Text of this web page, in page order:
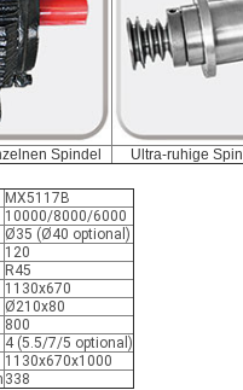
Spindel Ultra-ruhige
MX5117B
10000/8000/6000
Ø35 (Ø40 optional)
120
R45
1130x670
Ø210x80
800
4 (5.5/7/5 optional)
1130x670x1000
338